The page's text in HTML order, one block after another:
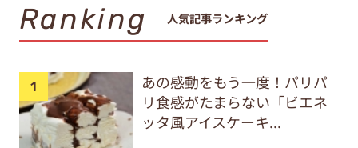
Ranking 人気記事ランキング
あの感動をもう一度！パリパ
リ食感がたまらない「ビエネ
ッタ風アイスケーキ...